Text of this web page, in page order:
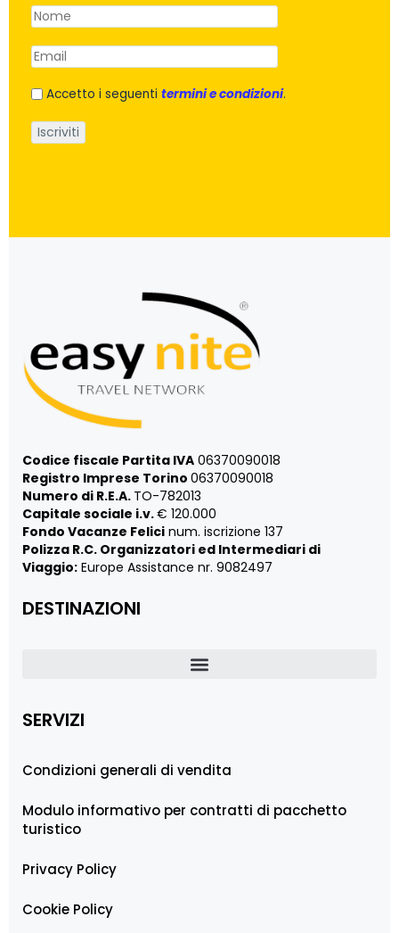
Accetto i seguenti termini e condizioni.
Codice fiscale Partita IVA 06370090018
Registro Imprese Torino 06370090018
Numero di R.E.A. TO-782013
Capitale sociale i.v.€ 120.000
Fondo Vacanze Felici num. iscrizione 137
Polizza R.C. Organizzatori ed Intermediari di
Viaggio: Europe Assistance nr. 9082497
DESTINAZIONI
SERVIZI
Condizioni generali di vendita
Modulo informativo per contratti di pacchetto
turistico
Privacy Policy
Cookie Policy